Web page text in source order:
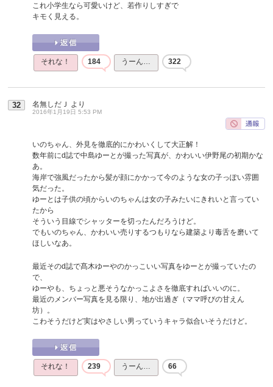
これ小学生なら可愛いけど、若作りしすぎで
キモく見える。
それな！ 184 うーん… 322
32 名無しだＪ より
2016年1月19日 5:53 PM
いのちゃん、外見を徹底的にかわいくして大正解！
数年前にd誌で中島ゆーとが撮った写真が、かわいい伊野尾の初期かな
あ。
海岸で強風だったから髪が顔にかかって今のような女の子っぽい雰囲
気だった。
ゆーとは子供の頃からいのちゃんは女の子みたいにきれいと言ってい
たから
そういう目線でシャッターを切ったんだろうけど。
でもいのちゃん、かわいい売りするつもりなら建築より毒舌を磨いて
ほしいなあ。
最近そのd誌で髙木ゆーやのかっこいい写真をゆーとが撮っていたの
で、
ゆーやも、ちょっと悪そうなかっこよさを徹底すればいいのに。
最近のメンバー写真を見る限り、地が出過ぎ（ママ呼びの甘えん
坊）。
こわそうだけど実はやさしい男っていうキャラ似合いそうだけど。
それな！ 239 うーん… 66